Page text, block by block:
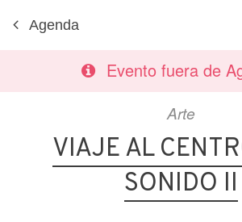
Agenda
Evento fuera de
Arte
VIAJE AL
SONIDO II